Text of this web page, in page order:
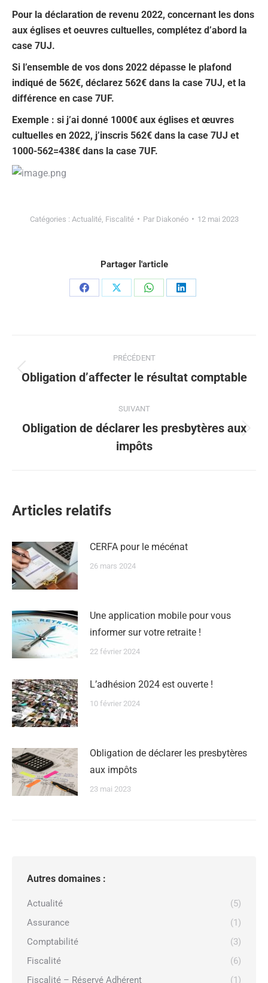
Pour la déclaration de revenu 2022, concernant les dons
aux églises et oeuvres cultuelles, complétez d’abord la
case 7UJ.
Si l’ensemble de vos dons 2022 dépasse le plafond
indiqué de 562€, déclarez 562€ dans la case 7UJ, et la
différence en case 7UF.
Exemple : si j’ai donné 1000€ aux églises et œuvres
cultuelles en 2022, j’inscris 562€ dans la case 7UJ et
1000-562=438€ dans la case 7UF.
Catégories : Actualité, Fiscalité Par Diakonéo 12 mai 2023
Partager l'article
PartagerPartagerPartagerPartager
article
PRÉCÉDENT
Article
:
Obligation d’affecter le résultat comptable
SUIVANT
Article
suivant
Obligation de déclarer les presbytères aux
impôts
Articles relatifs
CERFA pour le mécénat
26 mars 2024
Une application mobile pour vous
informer sur votre retraite !
22 février 2024
L’adhésion 2024 est ouverte !
10 février 2024
Obligation de déclarer les presbytères
aux impôts
23 mai 2023
Autres domaines :
Actualité
(5)
Assurance
(1)
Comptabilité
(3)
Fiscalité
(6)
Fiscalité – Réservé Adhérent
(1)